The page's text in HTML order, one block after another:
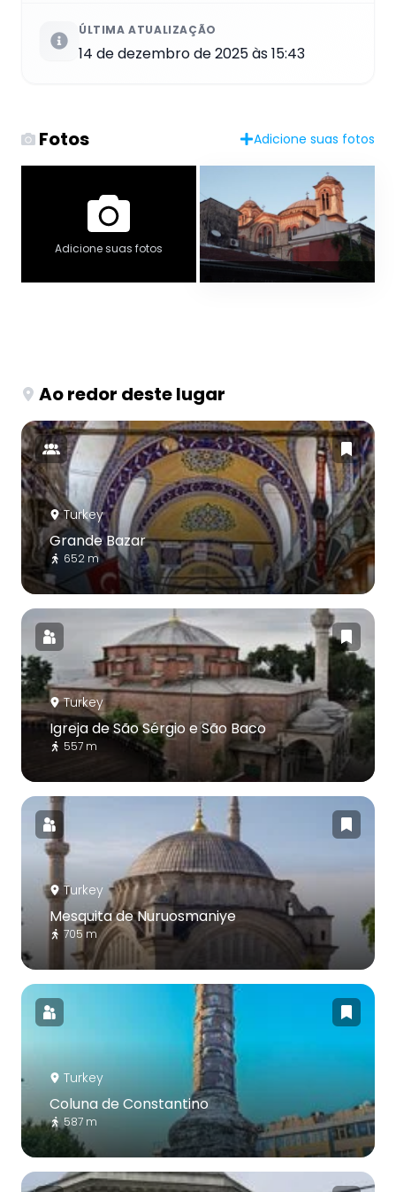
ÚLTIMA ATUALIZAÇÃO
14 de dezembro de 2025 às 15:43
Fotos Adicione suas fotos
Adicione suas fotos
Ao redor deste lugar
Turkey
Grande Bazar
652 m
Turkey
Igreja de São Sérgio e São Baco
557 m
Turkey
Mesquita de Nuruosmaniye
705 m
Turkey
Coluna de Constantino
587 m